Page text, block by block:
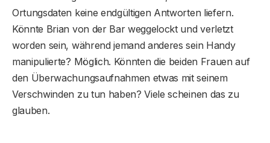
Ortungsdaten keine endgültigen Antworten liefern.
Könnte Brian von der Bar weggelockt und verletzt
worden sein, während jemand anderes sein Handy
manipulierte? Möglich. Könnten die beiden Frauen auf
den Überwachungsaufnahmen etwas mit seinem
Verschwinden zu tun haben? Viele scheinen das zu
glauben.